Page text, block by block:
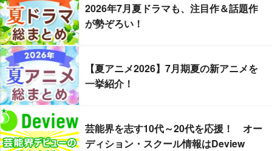
2026年7月夏ドラマも、注目作＆話題作
が勢ぞろい！
【夏アニメ2026】7月期夏の新アニメを
一挙紹介！
芸能界を志す10代～20代を応援！ オー
ディション・スクール情報はDeview